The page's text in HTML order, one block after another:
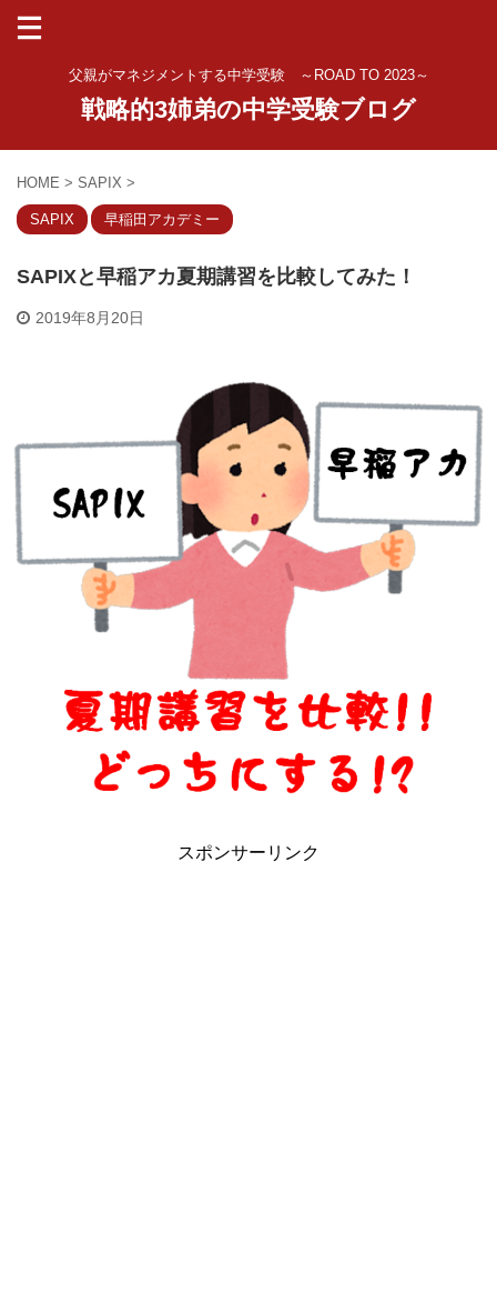
父親がマネジメントする中学受験 ～ROAD TO 2023～
戦略的3姉弟の中学受験ブログ
HOME > SAPIX >
SAPIX 早稲田アカデミー
SAPIXと早稲アカ夏期講習を比較してみた！
2019年8月20日
スポンサーリンク